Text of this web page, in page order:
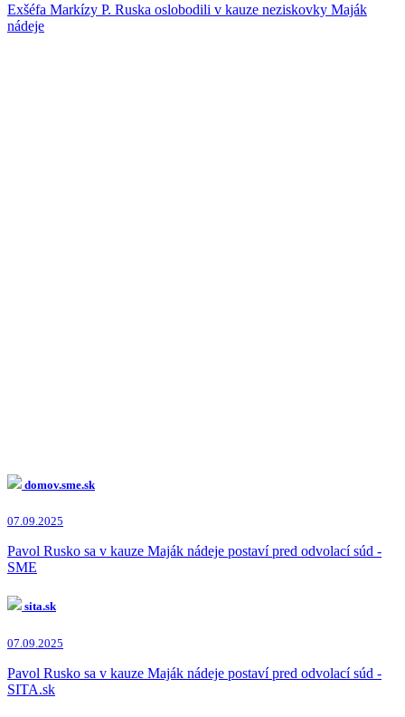
Exšéfa Markízy P. Ruska oslobodili v kauze neziskovky Maják
nádeje
domov.sme.sk
07.09.2025
Pavol Rusko sa v kauze Maják nádeje postaví pred odvolací súd -
SME
sita.sk
07.09.2025
Pavol Rusko sa v kauze Maják nádeje postaví pred odvolací súd -
SITA.sk